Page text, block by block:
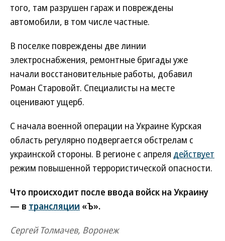
того, там разрушен гараж и повреждены
автомобили, в том числе частные.
В поселке повреждены две линии
электроснабжения, ремонтные бригады уже
начали восстановительные работы, добавил
Роман Старовойт. Специалисты на месте
оценивают ущерб.
С начала военной операции на Украине Курская
область регулярно подвергается обстрелам с
украинской стороны. В регионе с апреля действует
режим повышенной террористической опасности.
Что происходит после ввода войск на Украину
— в трансляции «Ъ».
Сергей Толмачев, Воронеж